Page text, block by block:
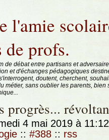
l'amie
de profs.
de débat entre partisans et
et d'échanges pédagogiques
doutent, cherchent,
métier, sans oublier les parents, bien
progrès...
4 mai 2019 à
:: #388 :: rss